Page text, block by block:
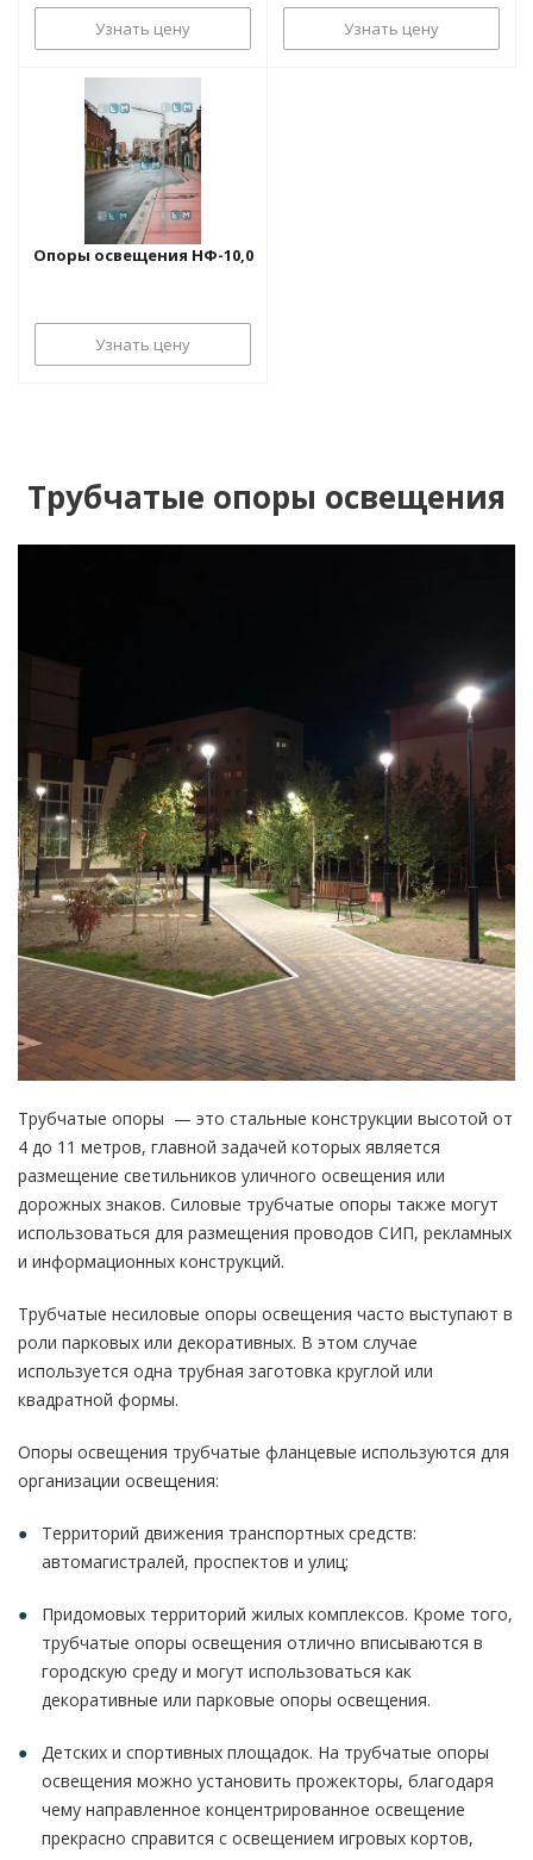
Узнать цену Узнать цену
Опоры освещения НФ-10,0
Узнать цену
Трубчатые опоры освещения
Трубчатые опоры — это стальные конструкции высотой от
4 до 11 метров, главной задачей которых является
размещение светильников уличного освещения или
дорожных знаков. Силовые трубчатые опоры также могут
использоваться для размещения проводов СИП, рекламных
и информационных конструкций.
Трубчатые несиловые опоры освещения часто выступают в
роли парковых или декоративных. В этом случае
используется одна трубная заготовка круглой или
квадратной формы.
Опоры освещения трубчатые фланцевые используются для
организации освещения:
Территорий движения транспортных средств:
автомагистралей, проспектов и улиц;
Придомовых территорий жилых комплексов. Кроме того,
трубчатые опоры освещения отлично вписываются в
городскую среду и могут использоваться как
декоративные или парковые опоры освещения.
Детских и спортивных площадок. На трубчатые опоры
освещения можно установить прожекторы, благодаря
чему направленное концентрированное освещение
прекрасно справится с освещением игровых кортов,